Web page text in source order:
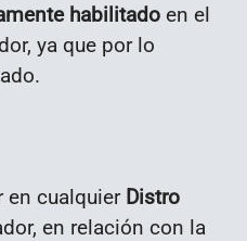
habilitado en el
ya que por lo
en cualquier Distro
en relación con la